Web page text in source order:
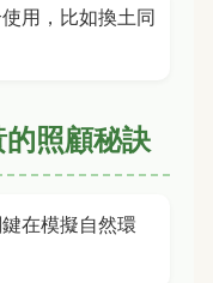
用，比如換土同
照顧秘訣
在模擬自然環